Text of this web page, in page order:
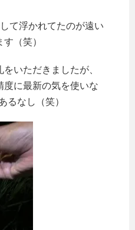
て浮かれてたのが遠い
（笑）
いただきましたが、
度に最新の気を使いな
るなし（笑）